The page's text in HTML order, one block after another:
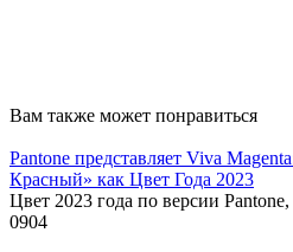
Вам также может понравиться
Pantone представляет Viva
Красный» как Цвет Года 2023
Цвет 2023 года по версии
0904